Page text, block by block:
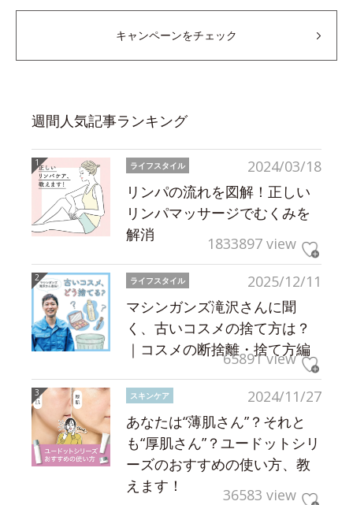
キャンペーンをチェック
週間人気記事ランキング
2024/03/18
ライフスタイル
リンパの流れを図解！正しい
リンパマッサージでむくみを
解消
1833897 view
2025/12/11
ライフスタイル
マシンガンズ滝沢さんに聞
く、古いコスメの捨て方は？
｜コスメの断捨離・捨て方編
65891 view
2024/11/27
スキンケア
あなたは“薄肌さん”？それと
も“厚肌さん”？ユードットシリ
ーズのおすすめの使い方、教
えます！
36583 view